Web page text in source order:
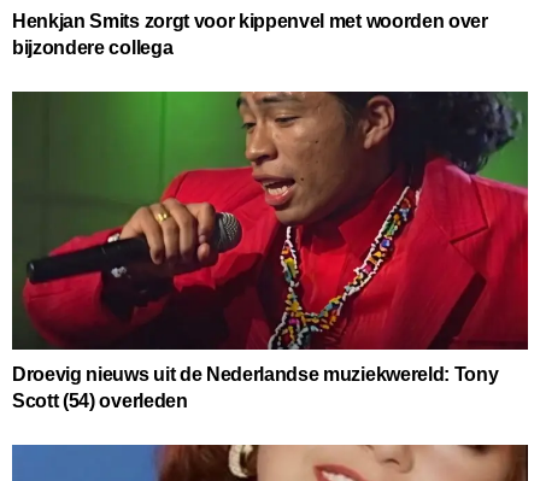
Henkjan Smits zorgt voor kippenvel met woorden over
bijzondere collega
Droevig nieuws uit de Nederlandse muziekwereld: Tony
Scott (54) overleden